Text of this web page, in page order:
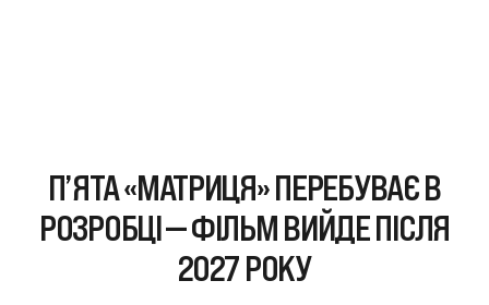
П’ЯТА «МАТРИЦЯ» ПЕРЕБУВАЄ В
РОЗРОБЦІ — ФІЛЬМ ВИЙДЕ ПІСЛЯ
2027 РОКУ